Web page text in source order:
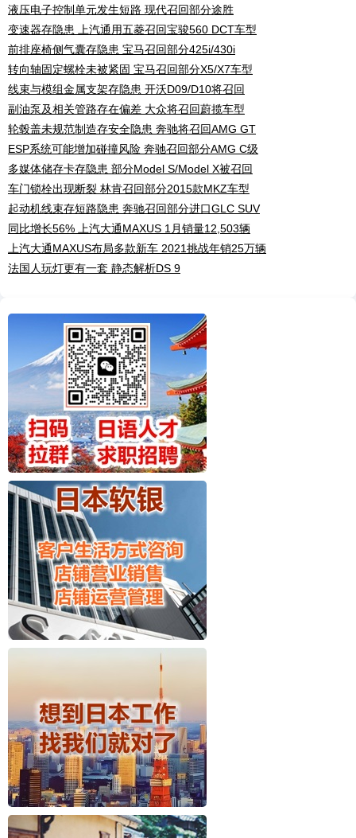
液压电子控制单元发生短路 现代召回部分途胜
变速器存隐患 上汽通用五菱召回宝骏560 DCT车型
前排座椅侧气囊存隐患 宝马召回部分425i/430i
转向轴固定螺栓未被紧固 宝马召回部分X5/X7车型
线束与模组金属支架存隐患 开沃D09/D10将召回
副油泵及相关管路存在偏差 大众将召回蔚揽车型
轮毂盖未规范制造存安全隐患 奔驰将召回AMG GT
ESP系统可能增加碰撞风险 奔驰召回部分AMG C级
多媒体储存卡存隐患 部分Model S/Model X被召回
车门锁栓出现断裂 林肯召回部分2015款MKZ车型
起动机线束存短路隐患 奔驰召回部分进口GLC SUV
同比增长56% 上汽大通MAXUS 1月销量12,503辆
上汽大通MAXUS布局多款新车 2021挑战年销25万辆
法国人玩灯更有一套 静态解析DS 9